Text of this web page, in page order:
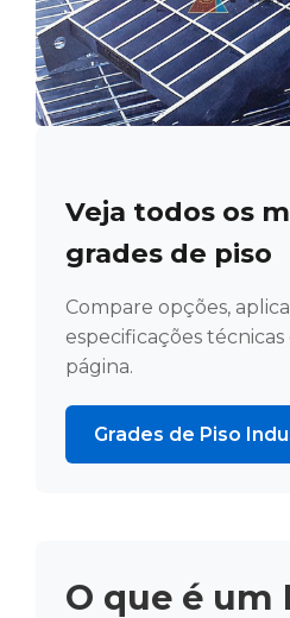
Veja todos os
grades de piso
Compare opções,
especificações
página.
Grades de Piso
O que é um